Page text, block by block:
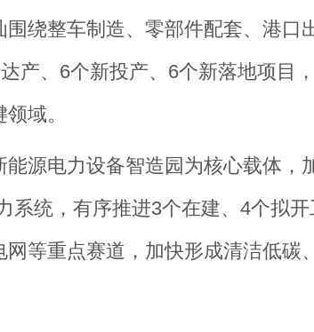
绕整车制造、零部件配套、港口
产、6个新投产、6个新落地项目
域。
源电力设备智造园为核心载体，
系统，有序推进3个在建、4个拟
等重点赛道，加快形成清洁低碳